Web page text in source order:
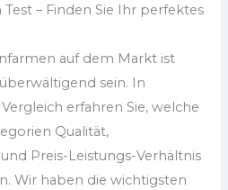
– Finden Sie Ihr perfektes
auf dem Markt ist
sein. In
erfahren Sie, welche
Qualität,
Preis-Leistungs-Verhältnis
Wir haben die wichtigsten